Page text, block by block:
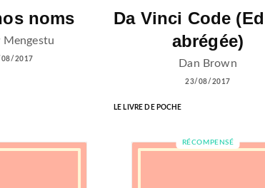
noms
Mengestu
2017
Da Vinci Code
abrégée)
Dan Brown
23/08/2017
LE LIVRE DE POCHE
RÉCOMPENSÉ